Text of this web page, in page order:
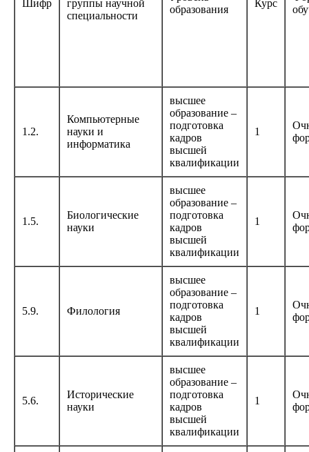
Шифр
группы научной
специальности
образования
Курс
1.2.
Компьютерные
науки и
информатика
высшее
образование –
подготовка
кадров
высшей
квалификации
1
1.5.
Биологические
науки
высшее
образование –
подготовка
кадров
высшей
квалификации
1
5.9. Филология
высшее
образование –
подготовка
кадров
высшей
квалификации
1
5.6.
Исторические
науки
высшее
образование –
подготовка
кадров
высшей
квалификации
1